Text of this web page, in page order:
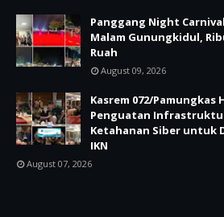
Panggang Night
Malam Gunungkidul,
Ruah
August 09, 2026
Kasrem 072/Pamungkas
Penguatan
Ketahanan Siber untuk
IKN
August 07, 2026